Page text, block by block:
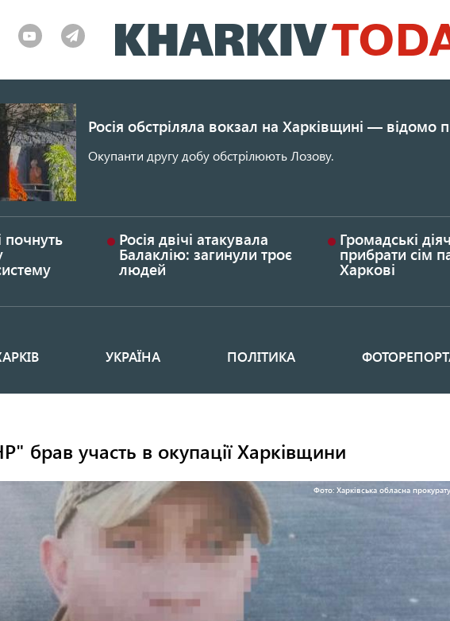
до
основного
Росія обстріляла вокзал на Харківщині — відомо
Окупанти другу добу обстрілюють Лозову.
почнуть Росія двічі атакувала
Балаклію: загинули троє
людей
Громадські
прибрати сім
Харкові
УКРАЇНА ПОЛІТИКА
брав участь в окупації Харківщини
Фото: Харківська обласна